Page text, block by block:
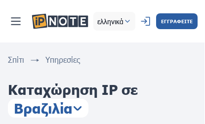
ελληνικά ΕΓΓΡΑΦΕΙΤΕ
Σπίτι Υπηρεσίες
Καταχώρηση IP σε
Βραζιλία